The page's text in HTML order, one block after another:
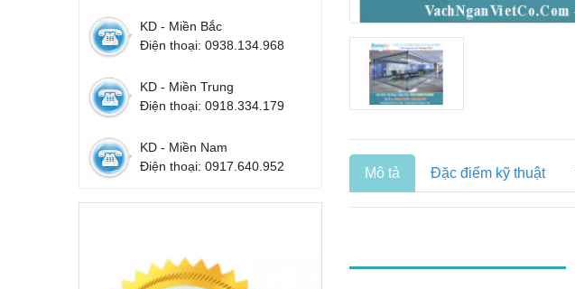
KD - Miền Bắc
Điện thoại: 0938.134.968
KD - Miền Trung
Điện thoại: 0918.334.179
KD - Miền Nam
Điện thoại: 0917.640.952
Mô tả Đặc điểm kỹ thuật